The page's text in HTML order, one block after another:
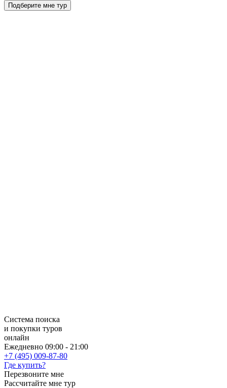
Подберите мне тур
Система поиска
и покупки туров
онлайн
Ежедневно 09:00 - 21:00
+7 (495) 009-87-80
Где купить?
Перезвоните мне
Рассчитайте мне тур